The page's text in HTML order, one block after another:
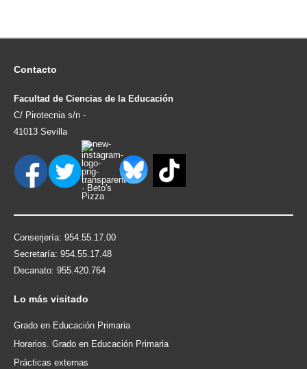
Contacto
Facultad de Ciencias de la Educación
C/ Pirotecnia s/n -
41013 Sevilla
Conserjería: 954.55.17.00
Secretaría: 954.55.17.48
Decanato: 955.420.764
Lo más visitado
Grado en Educación Primaria
Horarios. Grado en Educación Primaria
Prácticas externas